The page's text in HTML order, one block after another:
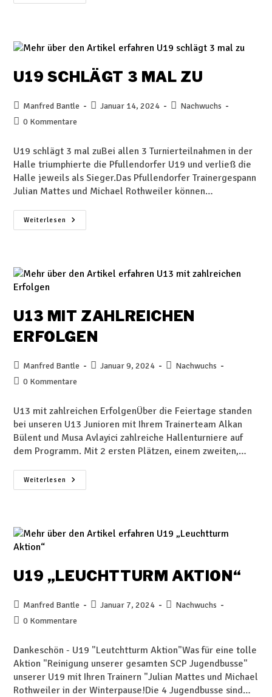
U19 SCHLÄGT 3 MAL ZU
Manfred Bantle Januar 14, 2024
Nachwuchs
0 Kommentare
U19 schlägt 3 mal zuBei allen 3 Turnierteilnahmen in der
Halle triumphierte die Pfullendorfer U19 und verließ die
Halle jeweils als Sieger.Das Pfullendorfer Trainergespann
Julian Mattes und Michael Rothweiler können…
Weiterlesen
U13 MIT ZAHLREICHEN
ERFOLGEN
Manfred Bantle Januar 9, 2024
Nachwuchs
0 Kommentare
U13 mit zahlreichen ErfolgenÜber die Feiertage standen
bei unseren U13 Junioren mit Ihrem Trainerteam Alkan
Bülent und Musa Avlayici zahlreiche Hallenturniere auf
dem Programm. Mit 2 ersten Plätzen, einem zweiten,…
Weiterlesen
U19 „LEUCHTTURM AKTION“
Manfred Bantle Januar 7, 2024
Nachwuchs
0 Kommentare
Dankeschön - U19 "Leutchtturm Aktion"Was für eine tolle
Aktion "Reinigung unserer gesamten SCP Jugendbusse"
unserer U19 mit Ihren Trainern "Julian Mattes und Michael
Rothweiler in der Winterpause!Die 4 Jugendbusse sind…